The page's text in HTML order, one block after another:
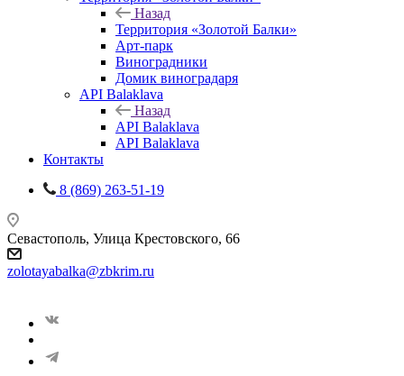
Назад
Территория «Золотой Балки»
Арт-парк
Виноградники
Домик виноградаря
API Balaklava
Назад
API Balaklava
API Balaklava
Контакты
8 (869) 263-51-19
Севастополь, Улица Крестовского, 66
zolotayabalka@zbkrim.ru